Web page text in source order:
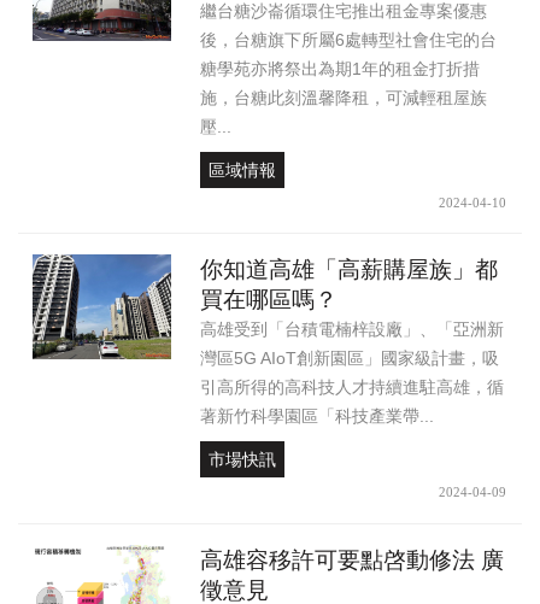
繼台糖沙崙循環住宅推出租金專案優惠
後，台糖旗下所屬6處轉型社會住宅的台
糖學苑亦將祭出為期1年的租金打折措
施，台糖此刻溫馨降租，可減輕租屋族
壓...
區域情報
2024-04-10
你知道高雄「高薪購屋族」都
買在哪區嗎？
高雄受到「台積電楠梓設廠」、「亞洲新
灣區5G AIoT創新園區」國家級計畫，吸
引高所得的高科技人才持續進駐高雄，循
著新竹科學園區「科技產業帶...
市場快訊
2024-04-09
高雄容移許可要點啓動修法 廣
徵意見